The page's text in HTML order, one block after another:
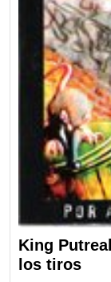
King
los tiros